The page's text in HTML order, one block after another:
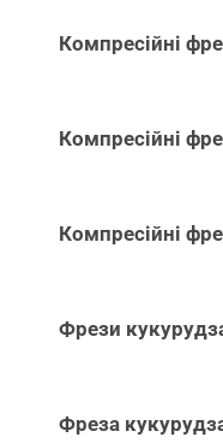
Компресійні
Компресійні
Компресійні
Фрези
Фреза